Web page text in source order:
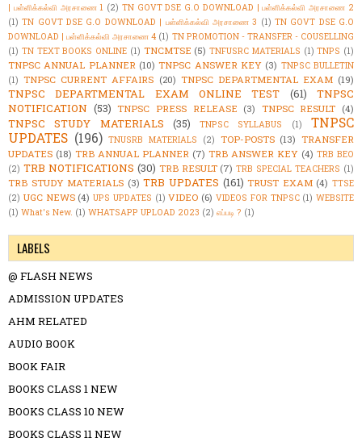
| பள்ளிக்கல்வி அரசாணை 1 (2) TN GOVT DSE G.O DOWNLOAD | பள்ளிக்கல்வி அரசாணை 2
(1) TN GOVT DSE G.O DOWNLOAD | பள்ளிக்கல்வி அரசாணை 3 (1) TN GOVT DSE G.O
DOWNLOAD | பள்ளிக்கல்வி அரசாணை 4 (1) TN PROMOTION - TRANSFER - COUSELLING
(1) TN TEXT BOOKS ONLINE (1) TNCMTSE (5) TNFUSRC MATERIALS (1) TNPS (1)
TNPSC ANNUAL PLANNER (10) TNPSC ANSWER KEY (3) TNPSC BULLETIN
(1) TNPSC CURRENT AFFAIRS (20) TNPSC DEPARTMENTAL EXAM (19)
TNPSC DEPARTMENTAL EXAM ONLINE TEST (61)
TNPSC
NOTIFICATION (53) TNPSC PRESS RELEASE (3) TNPSC RESULT (4)
TNPSC STUDY MATERIALS (35) TNPSC SYLLABUS (1)
TNPSC
UPDATES (196) TNUSRB MATERIALS (2) TOP-POSTS (13) TRANSFER
UPDATES (18) TRB ANNUAL PLANNER (7) TRB ANSWER KEY (4) TRB BEO
(2) TRB NOTIFICATIONS (30) TRB RESULT (7) TRB SPECIAL TEACHERS (1)
TRB STUDY MATERIALS (3) TRB UPDATES (161) TRUST EXAM (4) TTSE
(2) UGC NEWS (4) UPS UPDATES (1) VIDEO (6) VIDEOS FOR TNPSC (1) WEBSITE
(1) What's New. (1) WHATSAPP UPLOAD 2023 (2) எப்படி ? (1)
LABELS
@ FLASH NEWS
ADMISSION UPDATES
AHM RELATED
AUDIO BOOK
BOOK FAIR
BOOKS CLASS 1 NEW
BOOKS CLASS 10 NEW
BOOKS CLASS 11 NEW